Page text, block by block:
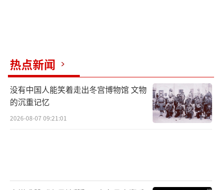
热点新闻
没有中国人能笑着走出冬宫博物馆 文物
的沉重记忆
2026-08-07 09:21:01